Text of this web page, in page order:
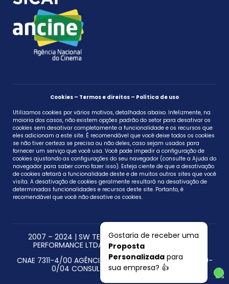
Cookies – Termos e direitos – Política de uso
Utilizamos cookies por vários motivos, detalhados abaixo. Infelizmente, na
maioria dos casos, não existem opções padrão do setor para desativar os
cookies sem desativar completamente a funcionalidade e os recursos que
eles adicionam a este site. É recomendável que você deixe todos os cookies
se não tiver certeza se precisa ou não deles, caso sejam usados ​​para
fornecer um serviço que você usa. Você pode impedir a configuração de
cookies ajustando as configurações do seu navegador (consulte a Ajuda do
navegador para saber como fazer isso). Esteja ciente de que a desativação
de cookies afetará a funcionalidade deste e de muitos outros sites que você
visita. A desativação de cookies geralmente resultará na desativação de
determinadas funcionalidades e recursos deste site. Portanto, é
recomendável que você não desative os cookies.
2007 – 2024 | SW TECNOLOGIA EM MARKETING DE
PERFORMANCE LTDA CNPJ 27.697.592/0001-07
CNAE 7311-4/00 AGÊNCIAS DE PUBLICIDADE – CNAE 7319-
0/04 CONSULTORIA EM PUBLICIDADE
Gostaria de receber uma
Proposta
Personalizada para
sua empresa? 👍